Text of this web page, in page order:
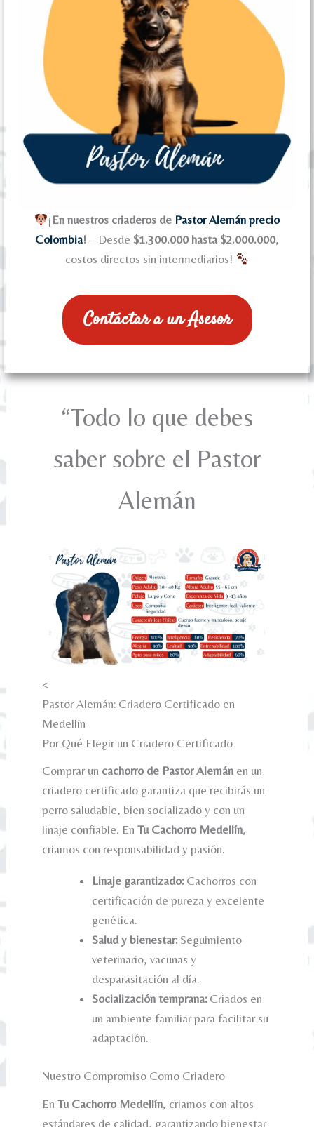
¡ En nuestros criaderos de Pastor Alemán precio
Colombia! – Desde $1.300.000 hasta $2.000.000,
costos directos sin intermediarios!
Contáctar a un Asesor
“Todo lo que debes
saber sobre el Pastor
Alemán
<
Pastor Alemán: Criadero Certificado en
Medellín
Por Qué Elegir un Criadero Certificado
Comprar un cachorro de Pastor Alemán en un
criadero certificado garantiza que recibirás un
perro saludable, bien socializado y con un
linaje confiable. EnTu Cachorro Medellín,
criamos con responsabilidad y pasión.
Linaje garantizado:Cachorros con
certificación de pureza y excelente
genética.
Salud y bienestar:Seguimiento
veterinario, vacunas y
desparasitación al día.
Socialización temprana:Criados en
un ambiente familiar para facilitar su
adaptación.
Nuestro Compromiso Como Criadero
EnTu Cachorro Medellín, criamos con altos
estándares de calidad, garantizando bienestar